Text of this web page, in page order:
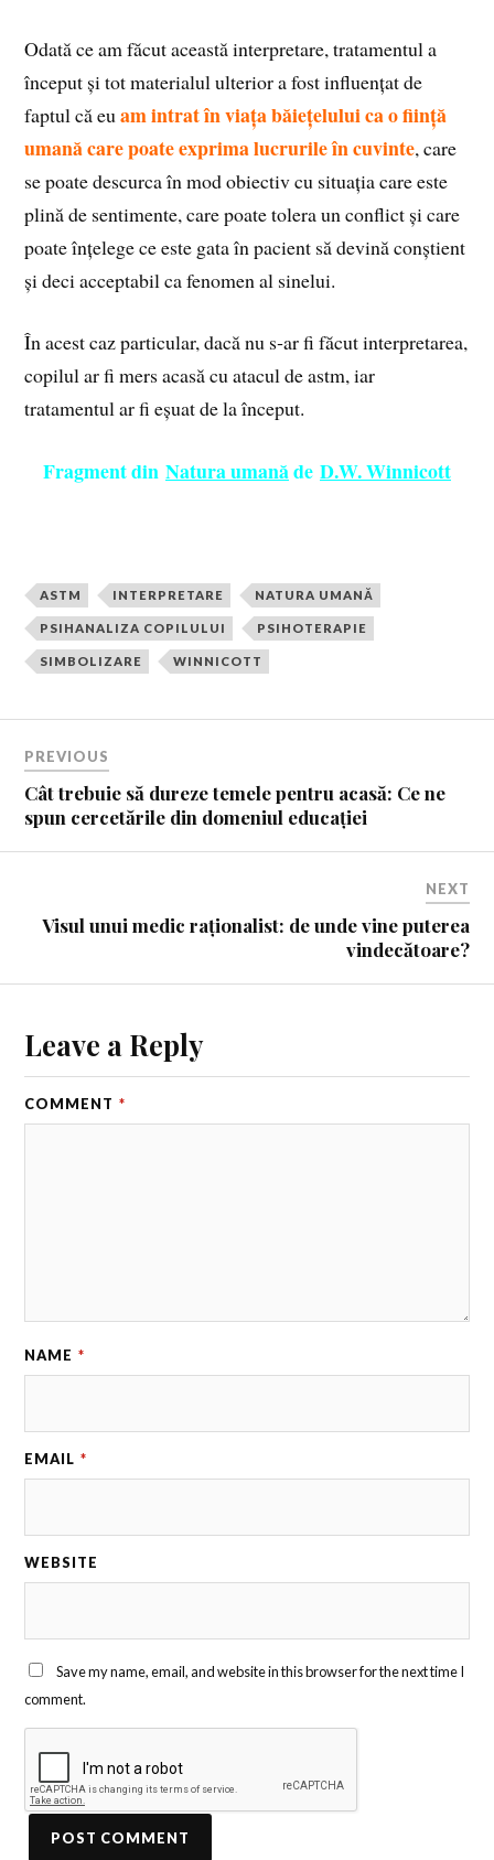
Odată ce am făcut această interpretare, tratamentul a
început și tot materialul ulterior a fost influențat de
faptul că euam intrat în viața băiețelului ca o ființă
umană care poate exprima lucrurile în cuvinte, care
se poate descurca în mod obiectiv cu situația care este
plină de sentimente, care poate tolera un conflict și care
poate înțelege ce este gata în pacient să devină conștient
și deci acceptabil ca fenomen al sinelui.
În acest caz particular, dacă nu s‑ar fi făcut interpretarea,
copilul ar fi mers acasă cu atacul de astm, iar
tratamentul ar fi eșuat de la început.
Fragment din Natura umanăde D.W. Winnicott
ASTM INTERPRETARE NATURA UMANĂ
PSIHANALIZA COPILULUI PSIHOTERAPIE
SIMBOLIZARE WINNICOTT
PREVIOUS
Cât trebuie să dureze temele pentru acasă: Ce ne
spun cercetările din domeniul educației
NEXT
Visul unui medic raționalist: de unde vine puterea
vindecătoare?
Leave a Reply
COMMENT *
NAME *
EMAIL *
WEBSITE
Save my name, email, and website in this browser for the next time I
comment.